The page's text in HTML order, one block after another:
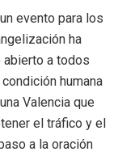
evento para los
ha
abierto a todos
humana
Valencia que
el tráfico y el
a la oración